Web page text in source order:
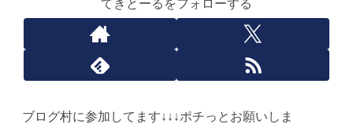
てきとーるをフォローする
ブログ村に参加してます↓↓↓ポチっとお願いしま